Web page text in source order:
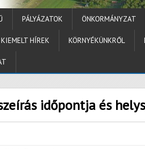
PÁLYÁZATOK ÖNKORMÁNYZAT
KIEMELT HÍREK KÖRNYÉKÜNKRŐL
időpontja és